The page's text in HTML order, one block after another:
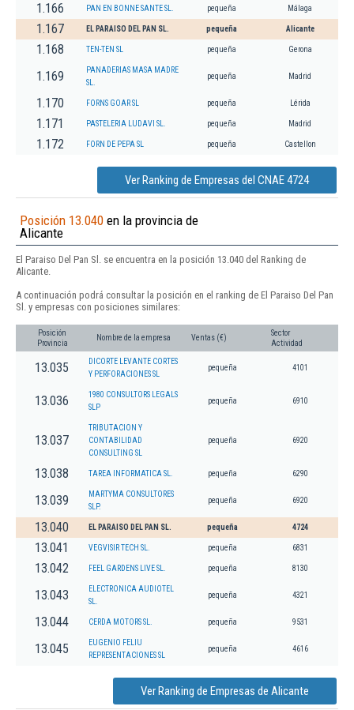
1.166 PAN EN BONNE SANTE SL. pequeña Málaga
1.167 EL PARAISO DEL PAN SL. pequeña Alicante
1.168 TEN-TEN SL pequeña Gerona
1.169
PANADERIAS MASA MADRE
SL.
pequeña Madrid
1.170 FORNS GOAR SL pequeña Lérida
1.171 PASTELERIA LUDAVI SL. pequeña Madrid
1.172 FORN DE PEPA SL pequeña Castellon
Ver Ranking de Empresas del CNAE 4724
Posición 13.040 en la provincia de
Alicante
El Paraiso Del Pan Sl. se encuentra en la posición 13.040 del Ranking de
Alicante.
A continuación podrá consultar la posición en el ranking de El Paraiso Del Pan
Sl. y empresas con posiciones similares:
Posición
Provincia
Nombre de la empresa Ventas (€)
Sector
Actividad
13.035
DICORTE LEVANTE CORTES
Y PERFORACIONES SL
pequeña 4101
13.036
1980 CONSULTORS LEGALS
SLP
pequeña 6910
13.037
TRIBUTACION Y
CONTABILIDAD
CONSULTING SL
pequeña 6920
13.038 TAREA INFORMATICA SL. pequeña 6290
13.039
MARTYMA CONSULTORES
SLP.
pequeña 6920
13.040 EL PARAISO DEL PAN SL. pequeña 4724
13.041 VEGVISIR TECH SL. pequeña 6831
13.042 FEEL GARDENS LIVE SL. pequeña 8130
13.043
ELECTRONICA AUDIOTEL
SL.
pequeña 4321
13.044 CERDA MOTORS SL. pequeña 9531
13.045
EUGENIO FELIU
REPRESENTACIONES SL
pequeña 4616
Ver Ranking de Empresas de Alicante